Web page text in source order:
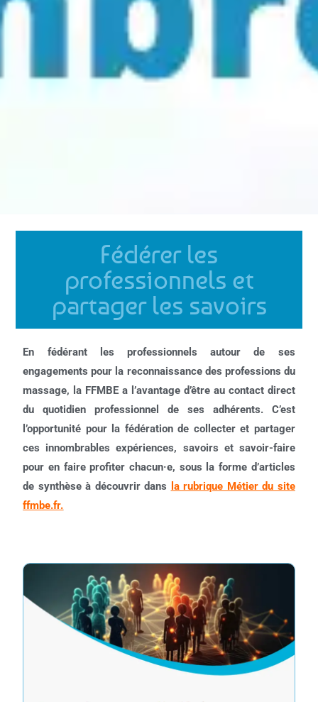
Fédérer les
professionnels et
partager les savoirs
En fédérant les professionnels autour de ses
engagements pour la reconnaissance des professions du
massage, la FFMBE a l’avantage d’être au contact direct
du quotidien professionnel de ses adhérents. C’est
l’opportunité pour la fédération de collecter et partager
ces innombrables expériences, savoirs et savoir-faire
pour en faire profiter chacun·e, sous la forme d’articles
de synthèse à découvrir dans
la rubrique Métier du site
ffmbe.fr.